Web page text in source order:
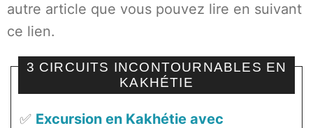
autre article que vous pouvez lire en suivant
ce lien.
3 CIRCUITS INCONTOURNABLES EN
KAKHÉTIE
✅ Excursion en Kakhétie avec